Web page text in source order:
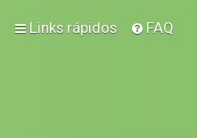
Links rápidos FAQ